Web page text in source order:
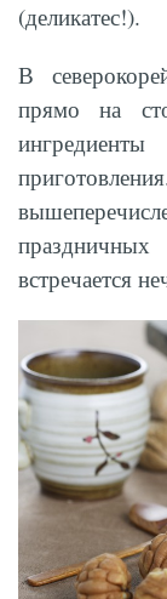
(деликатес!).
В
прямо на
встречается